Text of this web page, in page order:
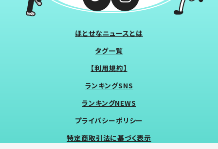
ほとせなニュースとは
タグ一覧
【利用規約】
ランキングSNS
ランキングNEWS
プライバシーポリシー
特定商取引法に基づく表示